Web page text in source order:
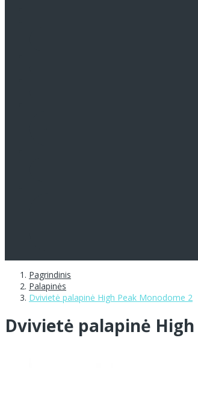
Pagrindinis
Palapinės
Dvivietė palapinė High Peak Monodome 2
Dvivietė palapinė